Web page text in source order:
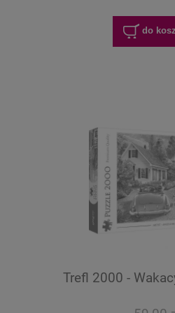
do
Trefl 2000 -